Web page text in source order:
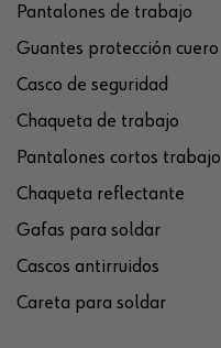
Pantalones de trabajo
Guantes protección cuero
Casco de seguridad
Chaqueta de trabajo
Pantalones cortos trabajo
Chaqueta reflectante
Gafas para soldar
Cascos antirruidos
Careta para soldar